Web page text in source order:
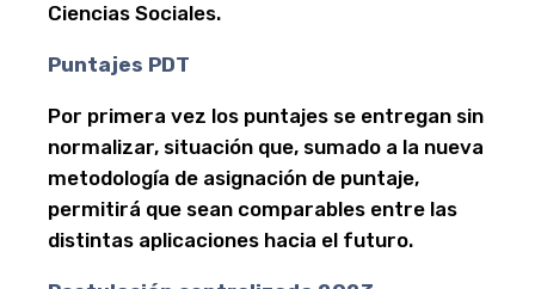
Ciencias Sociales.
Puntajes PDT
Por primera vez los puntajes se entregan sin
normalizar, situación que, sumado a la nueva
metodología de asignación de puntaje,
permitirá que sean comparables entre las
distintas aplicaciones hacia el futuro.